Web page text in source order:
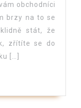
obchodníci
brzy na to se
stát, že
zřítíte se do
[…]